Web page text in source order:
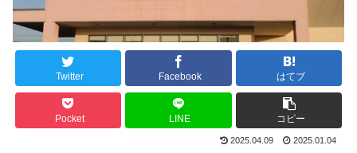
Twitter Facebook はてブ
Pocket LINE コピー
2025.04.09 2025.01.04